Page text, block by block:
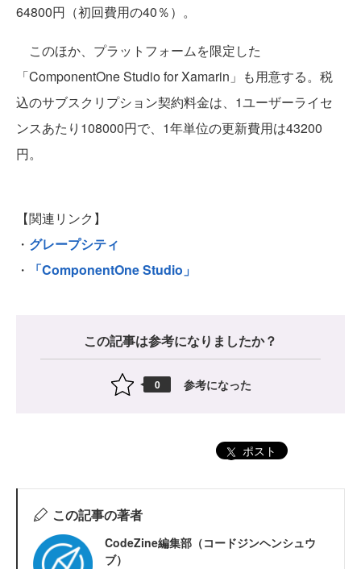
64800円（初回費用の40％）。
このほか、プラットフォームを限定した
「ComponentOne Studio for Xamarin」も用意する。税
込のサブスクリプション契約料金は、1ユーザーライセ
ンスあたり108000円で、1年単位の更新費用は43200
円。
【関連リンク】
・ グレープシティ
・
「ComponentOne Studio」
この記事は参考になりましたか？
0 参考になった
ポスト
この記事の著者
CodeZine編集部（コードジンヘンシュウ
ブ）